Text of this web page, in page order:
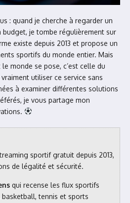
: quand je cherche à regarder un
budget, je tombe régulièrement sur
existe depuis 2013 et propose un
sportifs du monde entier. Mais
monde se pose, c’est celle du
utiliser ce service sans
à examiner différentes solutions
je vous partage mon
sportif gratuit depuis 2013,
de légalité et sécurité.
qui recense les flux sportifs
tennis et sports